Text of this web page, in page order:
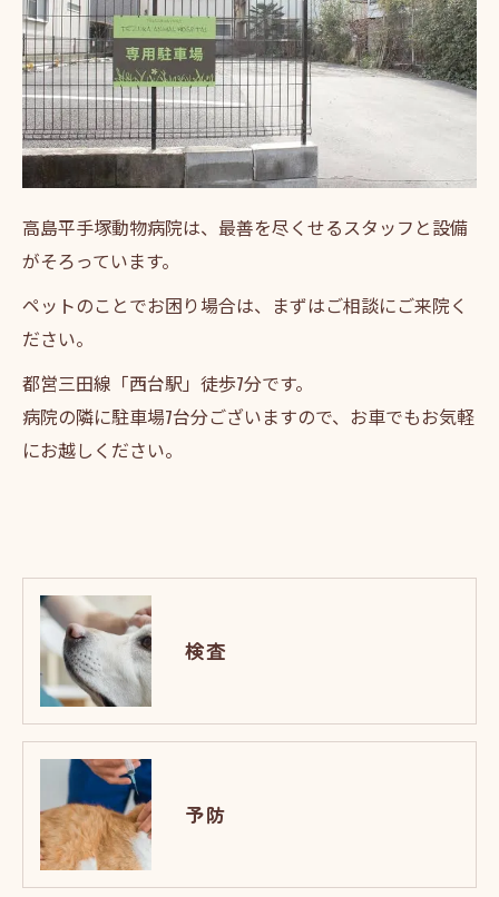
高島平手塚動物病院は、最善を尽くせるスタッフと設備
がそろっています。
ペットのことでお困り場合は、まずはご相談にご来院く
ださい。
都営三田線「西台駅」徒歩7分です。
病院の隣に駐車場7台分ございますので、お車でもお気軽
にお越しください。
検査
予防